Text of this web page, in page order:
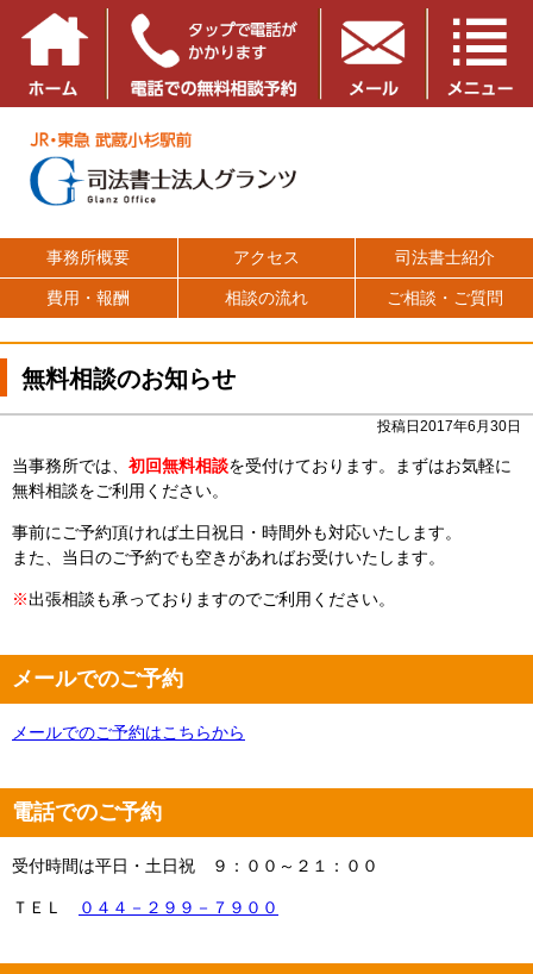
事務所概要 アクセス 司法書士紹介
費用・報酬 相談の流れ ご相談・ご質問
無料相談のお知らせ
投稿日2017年6月30日
当事務所では、 初回無料相談を受付けております。まずはお気軽に
無料相談をご利用ください。
事前にご予約頂ければ土日祝日・時間外も対応いたします。
また、当日のご予約でも空きがあればお受けいたします。
※出張相談も承っておりますのでご利用ください。
メールでのご予約
メールでのご予約はこちらから
電話でのご予約
受付時間は平日・土日祝 ９：００～２１：００
ＴＥＬ ０４４－２９９－７９００